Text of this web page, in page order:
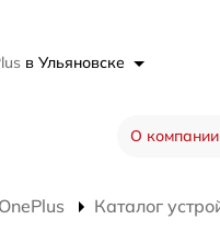
в Ульяновске
О компании
Каталог